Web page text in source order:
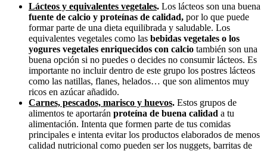
Lácteos y equivalentes vegetales. Los lácteos son una buena
fuente de calcio y proteínas de calidad, por lo que puede
formar parte de una dieta equilibrada y saludable. Los
equivalentes vegetales como las bebidas vegetales o los
yogures vegetales enriquecidos con calcio también son una
buena opción si no puedes o decides no consumir lácteos. Es
importante no incluir dentro de este grupo los postres lácteos
como las natillas, flanes, helados… que son alimentos muy
ricos en azúcar añadido.
Carnes, pescados, marisco y huevos. Estos grupos de
alimentos te aportarán proteína de buena calidad a tu
alimentación. Intenta que formen parte de tus comidas
principales e intenta evitar los productos elaborados de menos
calidad nutricional como pueden ser los nuggets, barritas de